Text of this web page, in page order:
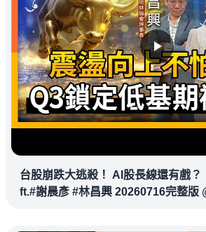
台股崩跌大逃殺！ AI股長線還有戲
ft.#謝晨彥 #林昌興 20260716完整版